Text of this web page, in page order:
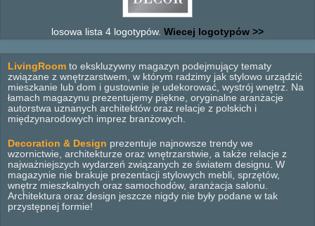
losowa lista 4 logotypów. Wiecej logotypów >>
LivingRoom to ekskluzywny magazyn podejmujący tematy
związane z wnętrzarstwem, w którym radzimy jak stylowo urządzić
mieszkanie lub dom i gustownie je udekorować, wystrój wnętrz. Na
łamach magazynu prezentujemy piękne, oryginalne aranżacje
autorstwa uznanych architektów oraz relacje z polskich i
międzynarodowych imprez branżowych.
Decoration & Design prezentuje najnowsze trendy we
wzornictwie, architekturze oraz wnętrzarstwie, a także relacje z
najważniejszych wydarzeń związanych ze światem designu. W
magazynie nie brakuje prezentacji stylowych mebli, sprzętów,
wnętrz mieszkalnych oraz samochodów, aranżacja salonu.
Architektura oraz design jeszcze nigdy nie były podane w tak
przystępnej formie!